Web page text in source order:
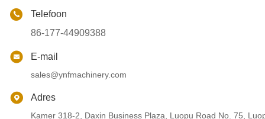
Telefoon
86-177-44909388
E-mail
sales@ynfmachinery.com
Adres
Kamer 318-2, Daxin Business Plaza, Luopu Road No. 75,